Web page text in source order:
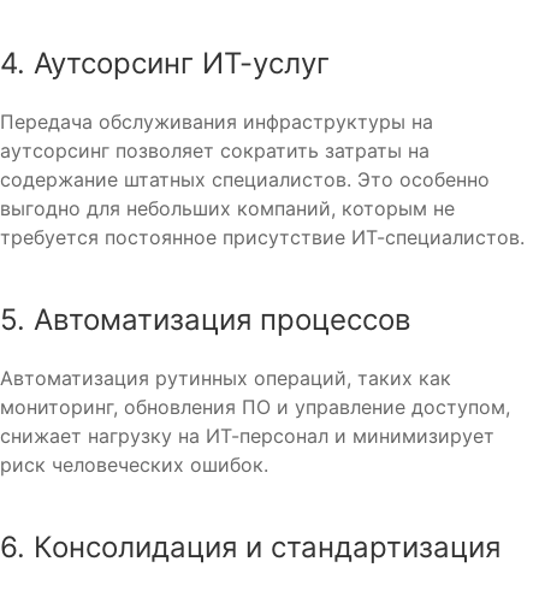
4. Аутсорсинг ИТ-услуг
Передача обслуживания инфраструктуры на
аутсорсинг позволяет сократить затраты на
содержание штатных специалистов. Это особенно
выгодно для небольших компаний, которым не
требуется постоянное присутствие ИТ-специалистов.
5. Автоматизация процессов
Автоматизация рутинных операций, таких как
мониторинг, обновления ПО и управление доступом,
снижает нагрузку на ИТ-персонал и минимизирует
риск человеческих ошибок.
6. Консолидация и стандартизация